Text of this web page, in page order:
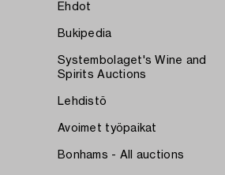
Ehdot
Bukipedia
Systembolaget's Wine and
Spirits Auctions
Lehdistö
Avoimet työpaikat
Bonhams - All auctions